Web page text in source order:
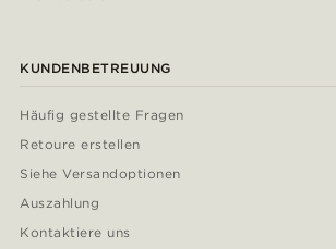
KUNDENBETREUUNG
Häufig gestellte Fragen
Retoure erstellen
Siehe Versandoptionen
Auszahlung
Kontaktiere uns